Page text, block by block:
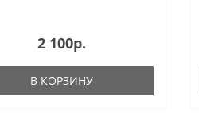
2 100р.
В КОРЗИНУ